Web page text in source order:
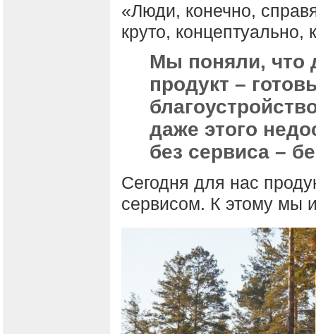
«Люди, конечно,
круто,
Мы поняли, что
продукт –
даже этого
без сервиса –
Сегодня для нас
сервисом. К этому мы